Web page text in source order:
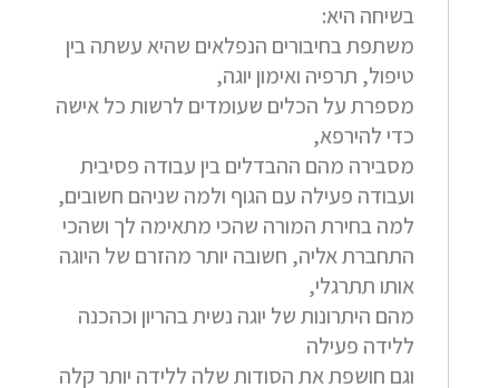
בשיחה היא:
משתפת בחיבורים הנפלאים שהיא עשתה בין
טיפול, תרפיה ואימון יוגה,
מספרת על הכלים שעומדים לרשות כל אישה
כדי להירפא,
מסבירה מהם ההבדלים בין עבודה פסיבית
ועבודה פעילה עם הגוף ולמה שניהם חשובים,
למה בחירת המורה שהכי מתאימה לך ושהכי
התחברת אליה, חשובה יותר מהזרם של היוגה
אותו תתרגלי,
מהם היתרונות של יוגה נשית בהריון וכהכנה
ללידה פעילה
וגם חושפת את הסודות שלה ללידה יותר קלה